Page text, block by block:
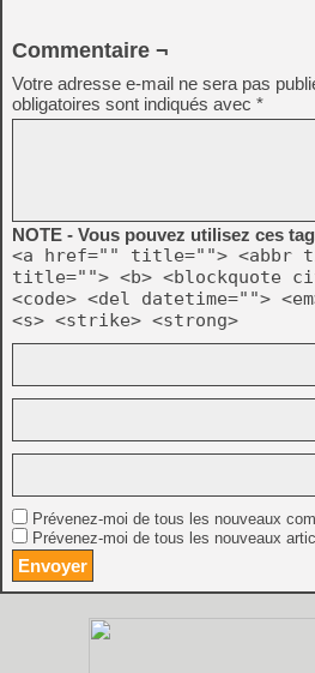
Commentaire ¬
Votre adresse e-mail ne sera pas
obligatoires sont indiqués avec *
NOTE - Vous pouvez utilisez ces
<a href="" title=""> <abbr
title=""> <b> <blockquote
<code> <del datetime="">
<s> <strike> <strong>
Prévenez-moi de tous les nouveaux
Prévenez-moi de tous les nouveaux